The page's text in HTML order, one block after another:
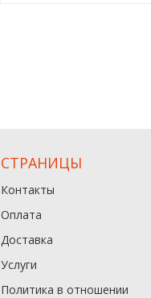
СТРАНИЦЫ
Контакты
Оплата
Доставка
Услуги
Политика в отношении